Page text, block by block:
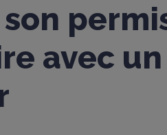
son
avec